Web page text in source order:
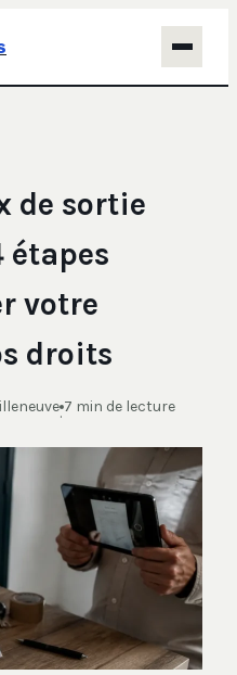
de sortie
étapes
votre
droits
·
7 min de lecture